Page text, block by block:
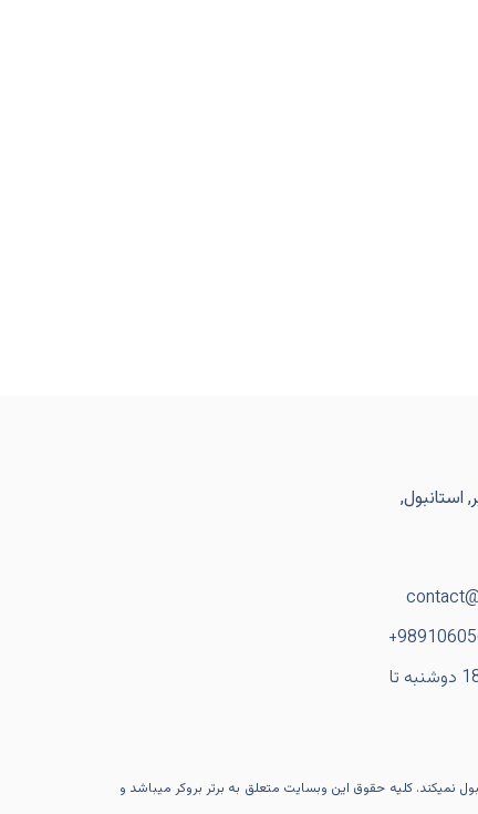
استانبول,
ساعت کاری: از 9 تا 18 دوشنبه تا
نمیکند. کلیه حقوق این وبسایت متعلق به برتر بروکر میباشد و